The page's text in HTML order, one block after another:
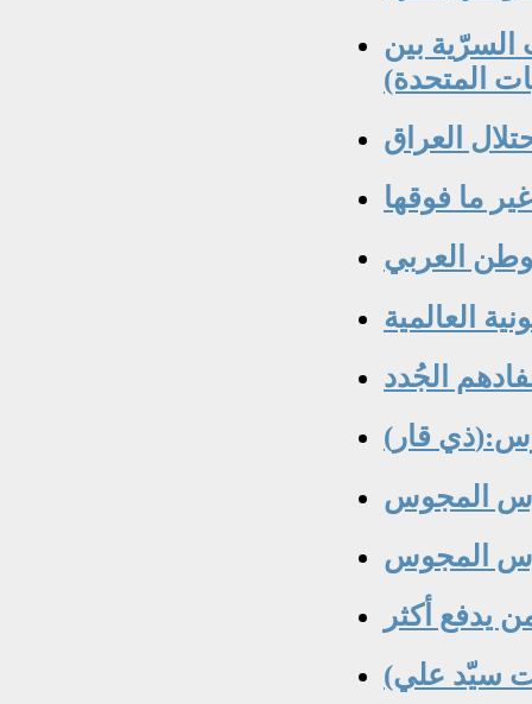
السرّية بين
المتحدة)
العراق
العربي
العالمية
الجُدد
المجوس
المجوس